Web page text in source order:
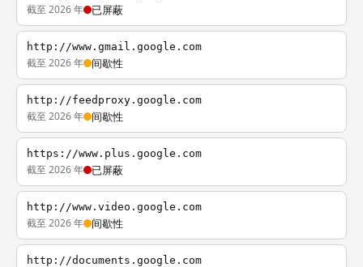
截至 2026 年 已屏蔽
http://www.gmail.google.com
截至 2026 年 间歇性
http://feedproxy.google.com
截至 2026 年 间歇性
https://www.plus.google.com
截至 2026 年 已屏蔽
http://www.video.google.com
截至 2026 年 间歇性
http://documents.google.com